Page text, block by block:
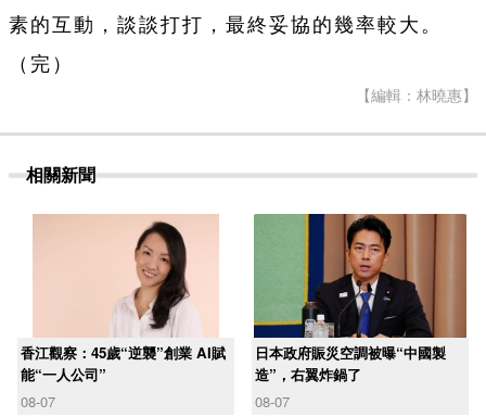
素的互動，談談打打，最終妥協的幾率較大。
（完）
【編輯：林曉惠】
相關新聞
香江觀察：45歲“逆襲”創業 AI賦
能“一人公司”
08-07
日本政府賑災空調被曝“中國製
造”，右翼炸鍋了
08-07